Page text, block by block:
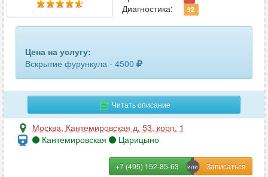
Диагностика: 92
Цена на услугу:
Вскрытие фурункула - 4500
Читать описание
Москва, Кантемировская д. 53, корп. 1
Кантемировская
Царицыно
+7 (495) 152-85-63